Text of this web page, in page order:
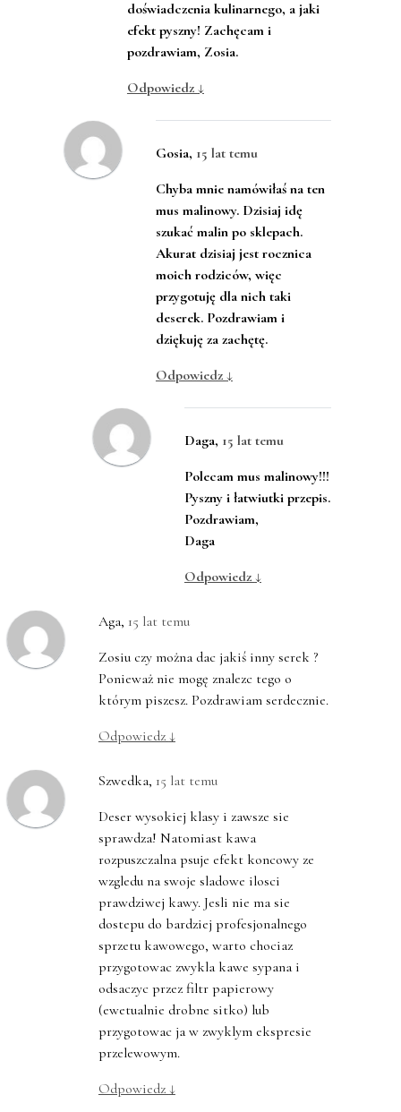
doświadczenia kulinarnego, a jaki
efekt pyszny! Zachęcam i
pozdrawiam, Zosia.
Odpowiedz ↓
Gosia, 15 lat temu
Chyba mnie namówiłaś na ten
mus malinowy. Dzisiaj idę
szukać malin po sklepach.
Akurat dzisiaj jest rocznica
moich rodziców, więc
przygotuję dla nich taki
deserek. Pozdrawiam i
dziękuję za zachętę.
Odpowiedz ↓
Daga, 15 lat temu
Polecam mus malinowy!!!
Pyszny i łatwiutki przepis.
Pozdrawiam,
Daga
Odpowiedz ↓
Aga, 15 lat temu
Zosiu czy można dac jakiś inny serek ?
Ponieważ nie mogę znalezc tego o
którym piszesz. Pozdrawiam serdecznie.
Odpowiedz ↓
Szwedka, 15 lat temu
Deser wysokiej klasy i zawsze sie
sprawdza! Natomiast kawa
rozpuszczalna psuje efekt koncowy ze
wzgledu na swoje sladowe ilosci
prawdziwej kawy. Jesli nie ma sie
dostepu do bardziej profesjonalnego
sprzetu kawowego, warto chociaz
przygotowac zwykla kawe sypana i
odsaczyc przez filtr papierowy
(ewetualnie drobne sitko) lub
przygotowac ja w zwyklym ekspresie
przelewowym.
Odpowiedz ↓